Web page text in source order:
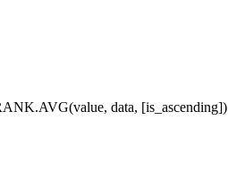
data, [is_ascending])